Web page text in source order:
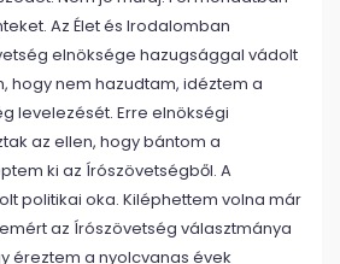
Az Élet és Irodalomban
elnöksége hazugsággal vádolt
hogy nem hazudtam, idéztem a
levelezését. Erre elnökségi
az ellen, hogy bántom a
ki az Írószövetségből. A
politikai oka. Kiléphettem volna már
az Írószövetség választmánya
éreztem a nyolcvanas évek